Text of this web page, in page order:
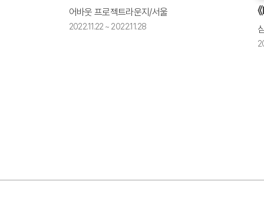
어바웃 프로젝트라운지/서울
2022.11.22 ~ 2022.11.28